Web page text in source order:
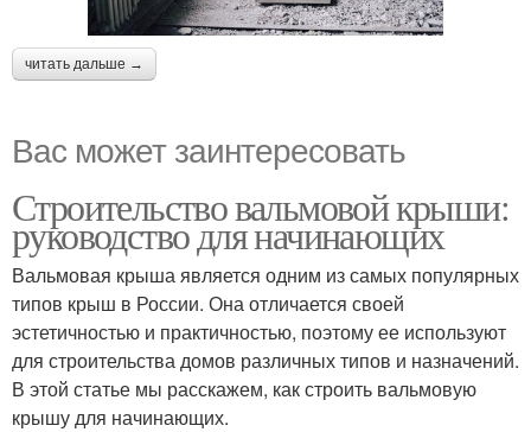
читать дальше →
Вас может заинтересовать
Строительство вальмовой крыши:
руководство для начинающих
Вальмовая крыша является одним из самых популярных
типов крыш в России. Она отличается своей
эстетичностью и практичностью, поэтому ее используют
для строительства домов различных типов и назначений.
В этой статье мы расскажем, как строить вальмовую
крышу для начинающих.